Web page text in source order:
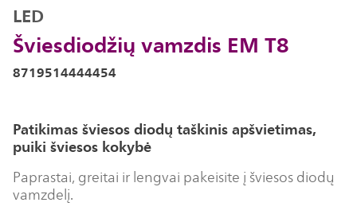
Šviesdiodžių vamzdis EM T8
LED
8719514444454
Patikimas šviesos diodų taškinis apšvietimas,
puiki šviesos kokybė
Paprastai, greitai ir lengvai pakeisite į šviesos diodų
vamzdelį.